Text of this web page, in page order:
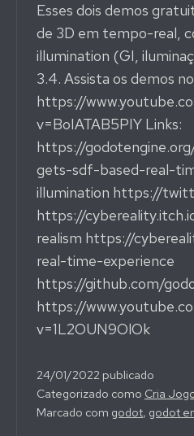
Esses dois demos
de 3D em tempo-real,
illumination (GI,
3.4. Assista os demos
https://
v=BoIATAB5PIY Links:
https://
gets-sdf-based-real-
illumination https://
https://
realism https://
real-time-experience
https://github.com/
https://
v=1L2OUN9OlOk
24/01/2022 publicado
Categorizado como Cria
Marcado com godot, godot